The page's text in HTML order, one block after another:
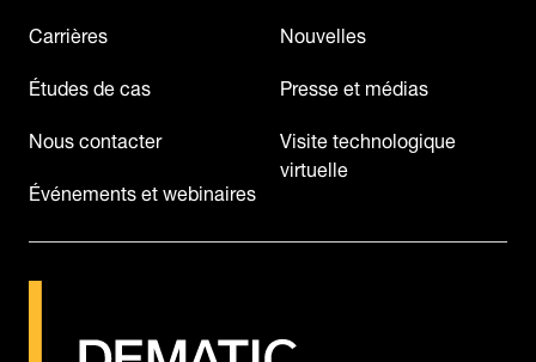
Carrières
Études de cas
Nous contacter
Événements et webinaires
Nouvelles
Presse et médias
Visite technologique
virtuelle